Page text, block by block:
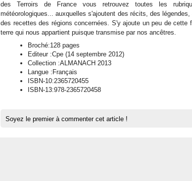
des Terroirs de France vous retrouvez toutes les
météorologiques... auxquelles s'ajoutent des récits, des
des recettes des régions concernées. S'y ajoute un peu de
terre qui nous appartient puisque transmise par nos ancêtres.
Broché:128 pages
Editeur :Cpe (14 septembre 2012)
Collection :ALMANACH 2013
Langue :Français
ISBN-10:2365720455
ISBN-13:978-2365720458
Soyez le premier à commenter cet article !